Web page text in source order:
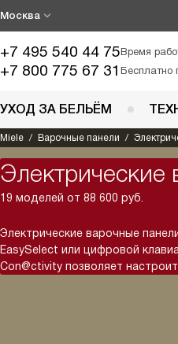
Москва
+7 495 540 44 75Время
+7 800 775 67 31 Бесплатно
УХОД ЗА БЕЛЬЁМ
Miele Варочные панели
Электрические
19 моделей от 88 600 руб.
Электрические варочные
EasySelect или цифровой
Con@ctivity позволяет